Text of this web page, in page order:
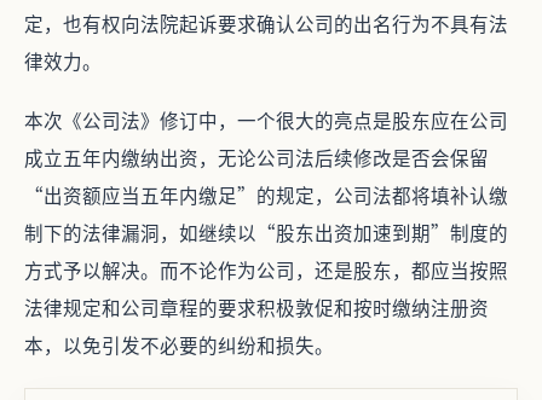
定，也有权向法院起诉要求确认公司的出名行为不具有法
律效力。
本次《公司法》修订中，一个很大的亮点是股东应在公司
成立五年内缴纳出资，无论公司法后续修改是否会保留
“出资额应当五年内缴足”的规定，公司法都将填补认缴
制下的法律漏洞，如继续以“股东出资加速到期”制度的
方式予以解决。而不论作为公司，还是股东，都应当按照
法律规定和公司章程的要求积极敦促和按时缴纳注册资
本，以免引发不必要的纠纷和损失。